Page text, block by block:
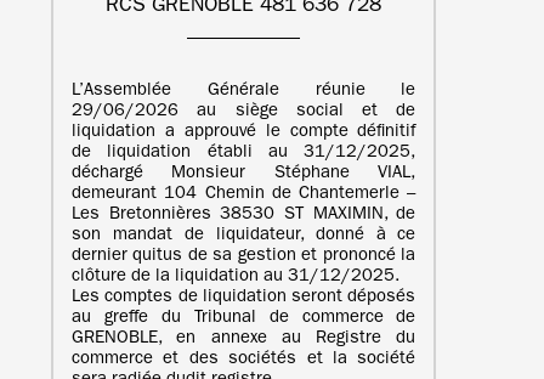
RCS GRENOBLE 481 636 728
L’Assemblée Générale réunie le
29/06/2026 au siège social et de
liquidation a approuvé le compte définitif
de liquidation établi au 31/12/2025,
déchargé Monsieur Stéphane VIAL,
demeurant 104 Chemin de Chantemerle –
Les Bretonnières 38530 ST MAXIMIN, de
son mandat de liquidateur, donné à ce
dernier quitus de sa gestion et prononcé la
clôture de la liquidation au 31/12/2025.
Les comptes de liquidation seront déposés
au greffe du Tribunal de commerce de
GRENOBLE, en annexe au Registre du
commerce et des sociétés et la société